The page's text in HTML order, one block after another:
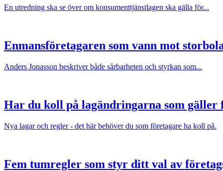
En utredning ska se över om konsumenttjänstlagen ska gälla för...
Enmansföretagaren som vann mot
Anders Jonasson beskriver både sårbarheten och styrkan som...
Har du koll på lagändringarna som gäller
Nya lagar och regler - det här behöver du som företagare ha koll på.
Fem tumregler som styr ditt val av